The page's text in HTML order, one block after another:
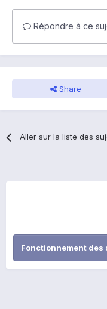
Répondre à ce
Share
Aller sur la liste des
Fonctionnement des